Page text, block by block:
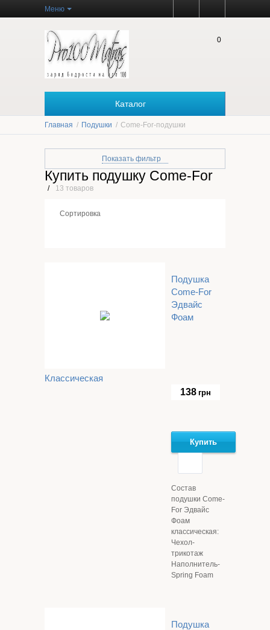
Меню
0
Каталог
Главная / Подушки / Come-For-подушки
Показать фильтр
Цена
Купить подушку Come-For
/ 13 товаров
Сортировка
Подушка
Come-For
Эдвайс
Фоам
Классическая
138 грн
Купить
Состав
подушки Come-
For Эдвайс
Фоам
классическая:
Чехол-
трикотаж
Наполнитель-
Spring Foam
Подушка